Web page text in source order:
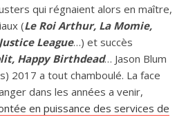
qui régnaient alors en maître,
(Le Roi Arthur, La Momie,
League…) et succès
Happy Birthdead… Jason Blum
2017 a tout chamboulé. La face
dans les années a venir,
en puissance des services de